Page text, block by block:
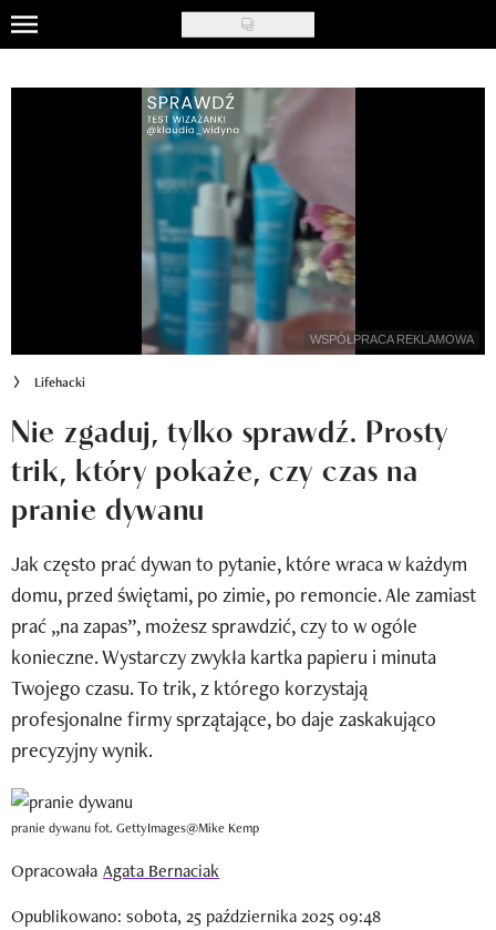
Skip
to
main
Recenzje kosmetyków
Newsletter
Wizaz Summer Influ School
Mój profil / Zarejestruj się
WSPÓŁPRACA REKLAMOWA
Lifehacki
Nie zgaduj, tylko sprawdź. Prosty
trik, który pokaże, czy czas na
pranie dywanu
Jak często prać dywan to pytanie, które wraca w każdym
domu, przed świętami, po zimie, po remoncie. Ale zamiast
prać „na zapas”, możesz sprawdzić, czy to w ogóle
konieczne. Wystarczy zwykła kartka papieru i minuta
Twojego czasu. To trik, z którego korzystają
profesjonalne firmy sprzątające, bo daje zaskakująco
precyzyjny wynik.
pranie dywanu fot. GettyImages@Mike Kemp
Opracowała Agata Bernaciak
Opublikowano: sobota, 25 października 2025 09:48